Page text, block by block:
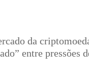
da
entre pressões